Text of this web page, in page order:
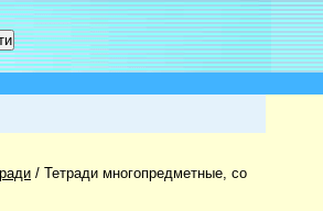
/ Тетради многопредметные, со